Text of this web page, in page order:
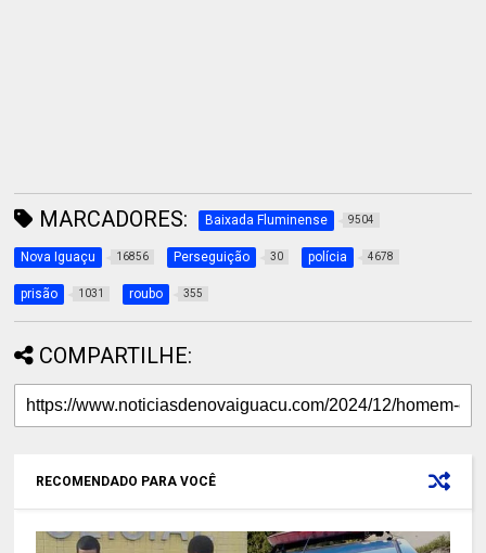
MARCADORES: Baixada Fluminense 9504
Nova Iguaçu 16856 Perseguição 30 polícia 4678
prisão 1031 roubo 355
COMPARTILHE:
RECOMENDADO PARA VOCÊ